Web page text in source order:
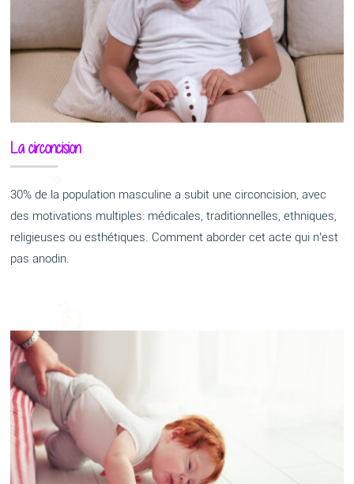
La circoncision
30% de la population masculine a subit une circoncision, avec
des motivations multiples: médicales, traditionnelles, ethniques,
religieuses ou esthétiques. Comment aborder cet acte qui n’est
pas anodin.